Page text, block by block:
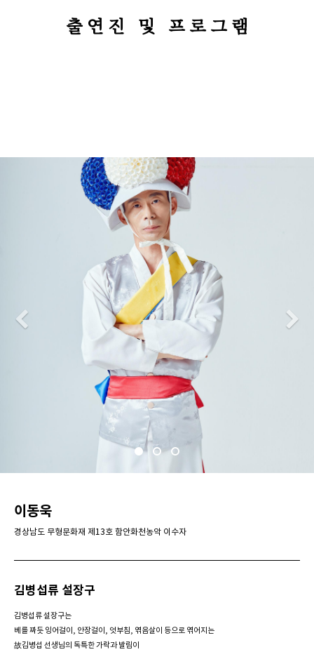
출연진 및 프로그램
Previous
이동욱
경상남도 무형문화재 제13호 함안화천농악 이수자
김병섭류 설장구
김병섭류 설장구는
베를 짜듯 잉어걸이, 안장걸이, 엇부침, 엮음살이 등으로 엮어지는
故김병섭 선생님의 독특한 가락과 발림이